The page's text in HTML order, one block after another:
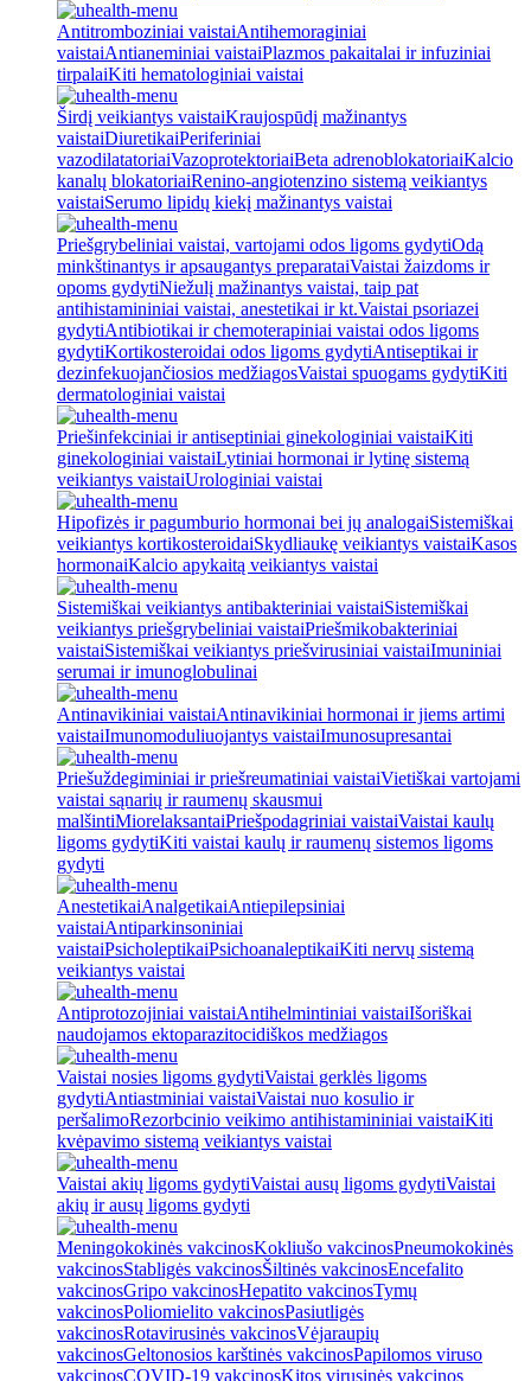
Antitromboziniai vaistaiAntihemoraginiai
vaistaiAntianeminiai vaistaiPlazmos pakaitalai ir infuziniai
tirpalaiKiti hematologiniai vaistai
Širdį veikiantys vaistaiKraujospūdį mažinantys
vaistaiDiuretikaiPeriferiniai
vazodilatatoriaiVazoprotektoriaiBeta adrenoblokatoriaiKalcio
kanalų blokatoriaiRenino-angiotenzino sistemą veikiantys
vaistaiSerumo lipidų kiekį mažinantys vaistai
Priešgrybeliniai vaistai, vartojami odos ligoms gydytiOdą
minkštinantys ir apsaugantys preparataiVaistai žaizdoms ir
opoms gydytiNiežulį mažinantys vaistai, taip pat
antihistamininiai vaistai, anestetikai ir kt.Vaistai psoriazei
gydytiAntibiotikai ir chemoterapiniai vaistai odos ligoms
gydytiKortikosteroidai odos ligoms gydytiAntiseptikai ir
dezinfekuojančiosios medžiagosVaistai spuogams gydytiKiti
dermatologiniai vaistai
Priešinfekciniai ir antiseptiniai ginekologiniai vaistaiKiti
ginekologiniai vaistaiLytiniai hormonai ir lytinę sistemą
veikiantys vaistaiUrologiniai vaistai
Hipofizės ir pagumburio hormonai bei jų analogaiSistemiškai
veikiantys kortikosteroidaiSkydliaukę veikiantys vaistaiKasos
hormonaiKalcio apykaitą veikiantys vaistai
Sistemiškai veikiantys antibakteriniai vaistaiSistemiškai
veikiantys priešgrybeliniai vaistaiPriešmikobakteriniai
vaistaiSistemiškai veikiantys priešvirusiniai vaistaiImuniniai
serumai ir imunoglobulinai
Antinavikiniai vaistaiAntinavikiniai hormonai ir jiems artimi
vaistaiImunomoduliuojantys vaistaiImunosupresantai
Priešuždegiminiai ir priešreumatiniai vaistaiVietiškai vartojami
vaistai sąnarių ir raumenų skausmui
malšintiMiorelaksantaiPriešpodagriniai vaistaiVaistai kaulų
ligoms gydytiKiti vaistai kaulų ir raumenų sistemos ligoms
gydyti
AnestetikaiAnalgetikaiAntiepilepsiniai
vaistaiAntiparkinsoniniai
vaistaiPsicholeptikaiPsichoanaleptikaiKiti nervų sistemą
veikiantys vaistai
Antiprotozojiniai vaistaiAntihelmintiniai vaistaiIšoriškai
naudojamos ektoparazitocidiškos medžiagos
Vaistai nosies ligoms gydytiVaistai gerklės ligoms
gydytiAntiastminiai vaistaiVaistai nuo kosulio ir
peršalimoRezorbcinio veikimo antihistamininiai vaistaiKiti
kvėpavimo sistemą veikiantys vaistai
Vaistai akių ligoms gydytiVaistai ausų ligoms gydytiVaistai
akių ir ausų ligoms gydyti
Meningokokinės vakcinosKokliušo vakcinosPneumokokinės
vakcinosStabligės vakcinosŠiltinės vakcinosEncefalito
vakcinosGripo vakcinosHepatito vakcinosTymų
vakcinosPoliomielito vakcinosPasiutligės
vakcinosRotavirusinės vakcinosVėjaraupių
vakcinosGeltonosios karštinės vakcinosPapilomos viruso
vakcinosCOVID-19 vakcinosKitos virusinės vakcinos